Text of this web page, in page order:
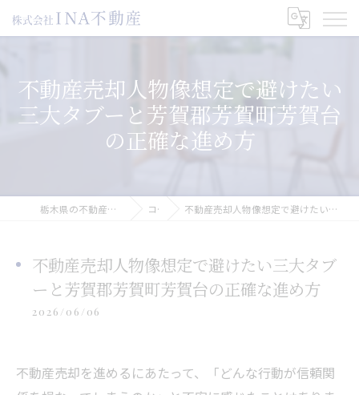
不動産売却人物像想定で避けたい
三大タブーと芳賀郡芳賀町芳賀台
の正確な進め方
栃木県の不動産売却なら株式会社INA不動産 コラム 不動産売却人物像想定で避けたい三大タブーと芳賀郡芳賀町芳賀台の正確な進め方
不動産売却人物像想定で避けたい三大タブ
ーと芳賀郡芳賀町芳賀台の正確な進め方
2026/06/06
不動産売却を進めるにあたって、「どんな行動が信頼関